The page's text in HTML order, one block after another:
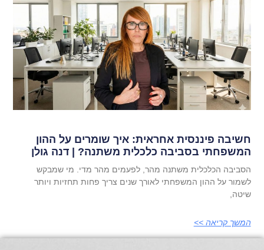
חשיבה פיננסית אחראית: איך שומרים על ההון
המשפחתי בסביבה כלכלית משתנה? | דנה גולן
הסביבה הכלכלית משתנה מהר, לפעמים מהר מדי. מי שמבקש
לשמור על ההון המשפחתי לאורך שנים צריך פחות תחזיות ויותר
שיטה,
המשך קריאה >>